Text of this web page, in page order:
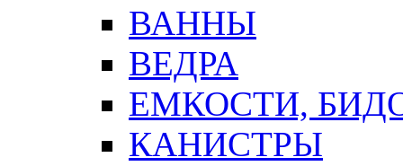
ВАННЫ
ВЕДРА
ЕМКОСТИ,
КАНИСТРЫ